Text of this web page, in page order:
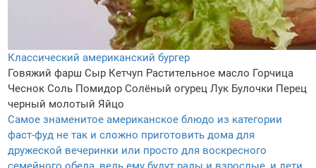
Классический американский бургер
Говяжий фарш Сыр Кетчуп Растительное масло Горчица
Чеснок Соль Помидор Солёный огурец Лук Булочки Перец
черный молотый Яйцо
Самое знаменитое американское блюдо из категории
фаст-фуд не так и сложно приготовить дома для
дружеской вечеринки или просто для воскресного